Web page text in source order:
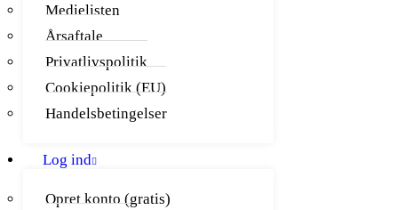
Medielisten
Årsaftale
Privatlivspolitik
Cookiepolitik (EU)
Handelsbetingelser
Log ind
Opret konto (gratis)